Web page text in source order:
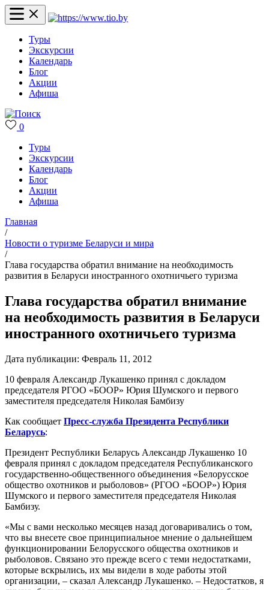
Туры
Экскурсии
Календарь
Блог
Акции
Афиша
0
Туры
Экскурсии
Календарь
Блог
Акции
Афиша
Главная
/
Новости о туризме Беларуси и мира
/
Глава государства обратил внимание на необходимость
развития в Беларуси иностранного охотничьего туризма
Глава государства обратил внимание
на необходимость развития в Беларуси
иностранного охотничьего туризма
Дата публикации: Февраль 11, 2012
10 февраля Александр Лукашенко принял с докладом
председателя РГОО «БООР» Юрия Шумского и первого
заместителя председателя Николая Бамбизу
Как сообщает Пресс-служба Президента Республики
Беларусь:
Президент Республики Беларусь Александр Лукашенко 10
февраля принял с докладом председателя Республиканского
государственно-общественного объединения «Белорусское
общество охотников и рыболовов» (РГОО «БООР») Юрия
Шумского и первого заместителя председателя Николая
Бамбизу.
«Мы с вами несколько месяцев назад договаривались о том,
что вы внесете свое принципиальное мнение о дальнейшем
функционировании Белорусского общества охотников и
рыболовов. Связано это прежде всего с теми недостатками,
которые вскрылись, их мы видели в ходе работы этой
организации, – сказал Александр Лукашенко. – Недостатков, я